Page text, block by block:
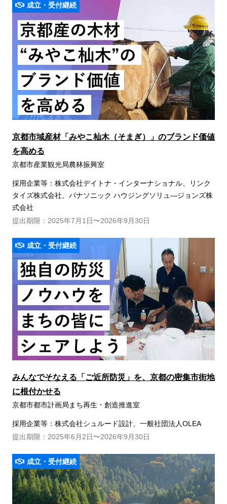
成立・受付継続
京都市域産材「みやこ杣木（そまぎ）」のブランド価値
を高める
京都市産業観光局農林振興室
採用企業等：株式会社デイトナ・インターナショナル、リンク
タイズ株式会社、パナソニック ハウジングソリュ―ジョンズ株
式会社
提出期限：2025年7月1日〜2026年9月30日
成立・受付継続
みんなでそなえる「ご近所防災」を、京都の密集市街地
に根付かせる
京都市都市計画局まち再生・創造推進室
採用企業等：株式会社シュルード設計、⼀般社団法⼈OLEA
提出期限：2025年6月2日〜2026年9月30日
成立・受付継続